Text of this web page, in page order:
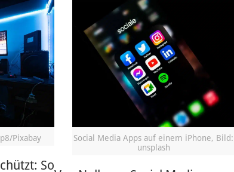
Pixabay
So
Social Media Apps auf einem iPhone, Bild:
unsplash